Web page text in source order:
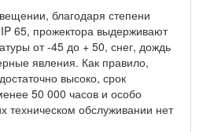
благодаря степени
65, прожектора выдерживают
от -45 до + 50, снег, дождь
явления. Как правило,
высоко, срок
50 000 часов и особо
техническом обслуживании нет